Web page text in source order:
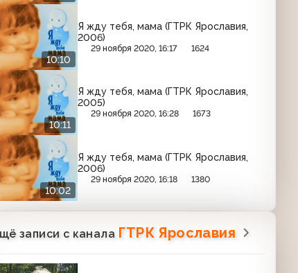
10:10
Я жду тебя, мама (ГТРК Ярославия,
2006)
29 ноября 2020, 16:17 1624
10:11
Я жду тебя, мама (ГТРК Ярославия,
2005)
29 ноября 2020, 16:28 1673
10:02
Я жду тебя, мама (ГТРК Ярославия,
2006)
29 ноября 2020, 16:18 1380
записи с канала ГТРК Ярославия